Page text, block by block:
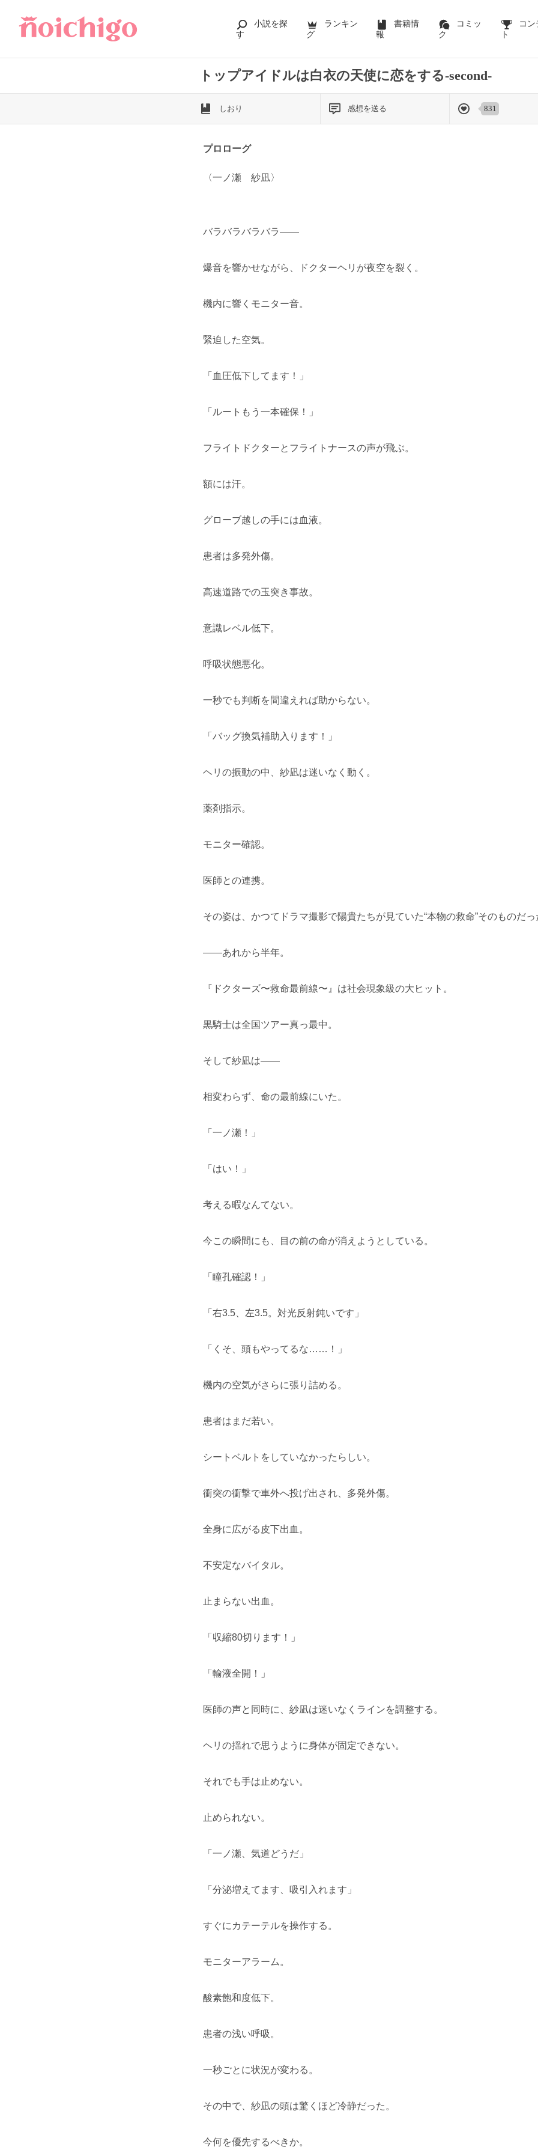
小説を探
す
ランキン
グ
書籍情
報
コミッ
ク
コン
ト
トップアイドルは白衣の天使に恋をする-second-
しおり 感想を送る 831
プロローグ
〈一ノ瀬 紗凪〉
バラバラバラバラ——
爆音を響かせながら、ドクターヘリが夜空を裂く。
機内に響くモニター音。
緊迫した空気。
「血圧低下してます！」
「ルートもう一本確保！」
フライトドクターとフライトナースの声が飛ぶ。
額には汗。
グローブ越しの手には血液。
患者は多発外傷。
高速道路での玉突き事故。
意識レベル低下。
呼吸状態悪化。
一秒でも判断を間違えれば助からない。
「バッグ換気補助入ります！」
ヘリの振動の中、紗凪は迷いなく動く。
薬剤指示。
モニター確認。
医師との連携。
その姿は、かつてドラマ撮影で陽貴たちが見ていた“本物の救命”そのものだっ
——あれから半年。
『ドクターズ〜救命最前線〜』は社会現象級の大ヒット。
黒騎士は全国ツアー真っ最中。
そして紗凪は——
相変わらず、命の最前線にいた。
「一ノ瀬！」
「はい！」
考える暇なんてない。
今この瞬間にも、目の前の命が消えようとしている。
「瞳孔確認！」
「右3.5、左3.5。対光反射鈍いです」
「くそ、頭もやってるな……！」
機内の空気がさらに張り詰める。
患者はまだ若い。
シートベルトをしていなかったらしい。
衝突の衝撃で車外へ投げ出され、多発外傷。
全身に広がる皮下出血。
不安定なバイタル。
止まらない出血。
「収縮80切ります！」
「輸液全開！」
医師の声と同時に、紗凪は迷いなくラインを調整する。
ヘリの揺れで思うように身体が固定できない。
それでも手は止めない。
止められない。
「一ノ瀬、気道どうだ」
「分泌増えてます、吸引入れます」
すぐにカテーテルを操作する。
モニターアラーム。
酸素飽和度低下。
患者の浅い呼吸。
一秒ごとに状況が変わる。
その中で、紗凪の頭は驚くほど冷静だった。
今何を優先するべきか。